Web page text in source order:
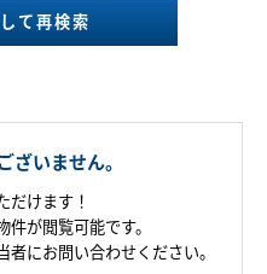
て再検索
ざいません。
だけます！
が閲覧可能です。
にお問い合わせください。